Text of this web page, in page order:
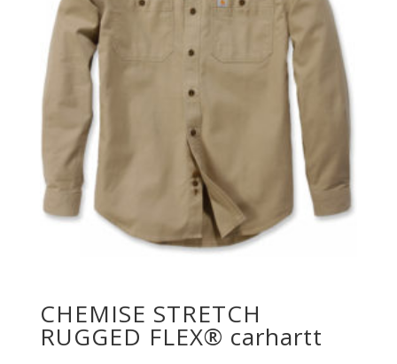
CHEMISE STRETCH
RUGGED FLEX® carhartt